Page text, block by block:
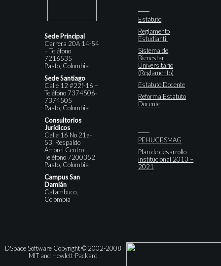
Sede Principal
Carrera 20A 14-54
– Teléfono
7216535
Pasto, Colombia
Sede Santiago
Calle 12 #22f-16 –
Teléfono 7374506-
7374505
Pasto, Colombia
Consultorios
Jurídicos
Calle 16 No 21a-
53, Respaldo
Amorel Centro –
Teléfono 7200352
Pasto, Colombia
Campus San
Damián
Catambuco,
Colombia
Estatuto
Reglamento
Estudiantil
Sistema de
Bienestar
Universitario
(Reglamento)
Estatuto Docente
Reforma Estatuto
Docente
PEI-IUCESMAG
Plan de desarrollo
institucional 2013 –
2021
DSpace Software Copyright © 2002-2008
MIT and Hewlett-Packard